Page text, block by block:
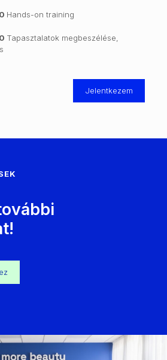
Hands-on training
Tapasztalatok megbeszélése,
Jelentkezem